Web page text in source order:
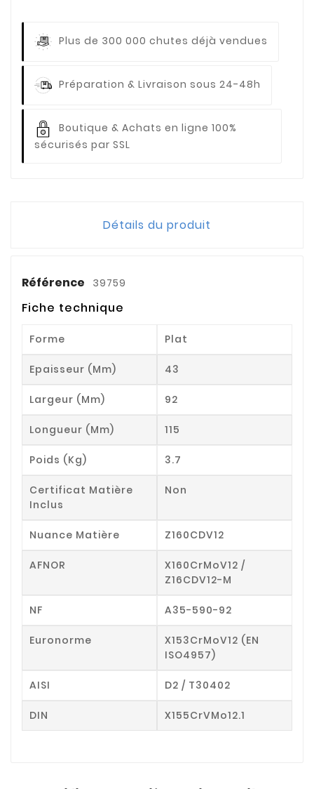
Plus de 300 000 chutes déjà vendues
Préparation & Livraison sous 24-48h
Boutique & Achats en ligne 100%
sécurisés par SSL
Détails du produit
Référence 39759
Fiche technique
Forme Plat
Epaisseur (mm) 43
Largeur (mm) 92
Longueur (mm) 115
Poids (kg) 3.7
Certificat Matière
Inclus
Non
Nuance Matière Z160CDV12
AFNOR
X160CrMoV12 /
Z16CDV12-M
NF A35-590-92
Euronorme
X153CrMoV12 (EN
ISO4957)
AISI D2 / T30402
DIN X155CrVMo12.1